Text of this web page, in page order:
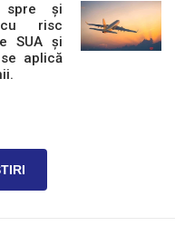
spre și
risc
SUA și
aplică